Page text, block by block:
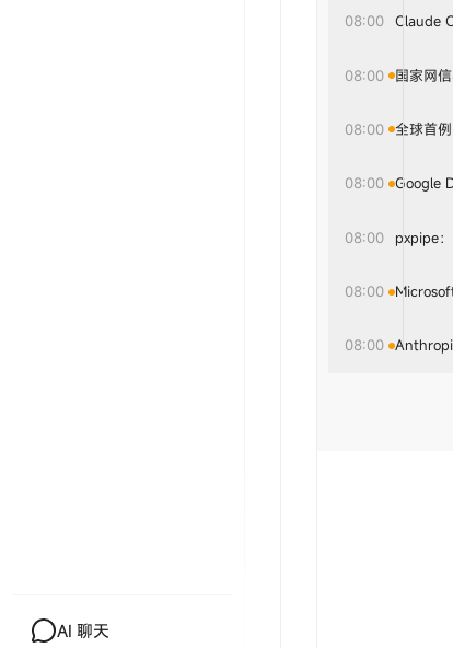
AI 聊天
08:00 Claude
08:00 国家网
08:00 全球首
08:00 Google
08:00 pxpipe
08:00
08:00